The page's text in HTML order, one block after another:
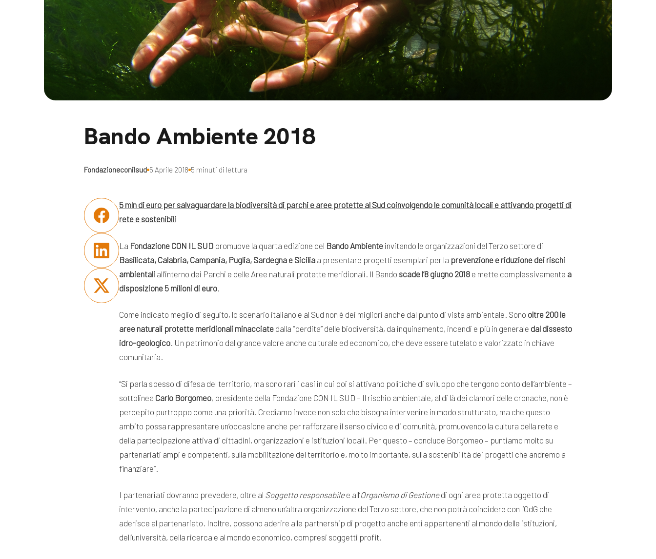
Bando Ambiente 2018
Fondazioneconilsud 5 Aprile 2018 5 minuti di lettura
5 mln di euro per salvaguardare la biodiversità di parchi e aree protette al Sud coinvolgendo le comunità locali e attivando progetti di
rete e sostenibili
La Fondazione CON IL SUD promuove la quarta edizione del Bando Ambiente invitando le organizzazioni del Terzo settore di
Basilicata, Calabria, Campania, Puglia, Sardegna e Sicilia a presentare progetti esemplari per la prevenzione e riduzione dei rischi
ambientali all’interno dei Parchi e delle Aree naturali protette meridionali. Il Bando scade l’8 giugno 2018 e mette complessivamente a
disposizione 5 milioni di euro
Come indicato meglio di seguito, lo scenario italiano e al Sud non è dei migliori anche dal punto di vista ambientale. Sono oltre 200 le
aree naturali protette meridionali minacciate dalla “perdita” delle biodiversità, da inquinamento, incendi e più in generale dal dissesto
idro-geologico. Un patrimonio dal grande valore anche culturale ed economico, che deve essere tutelato e valorizzato in chiave
comunitaria.
“Si parla spesso di difesa del territorio, ma sono rari i casi in cui poi si attivano politiche di sviluppo che tengono conto dell’ambiente –
sottolinea Carlo Borgomeo, presidente della Fondazione CON IL SUD – Il rischio ambientale, al di là dei clamori delle cronache, non è
percepito purtroppo come una priorità. Crediamo invece non solo che bisogna intervenire in modo strutturato, ma che questo
ambito possa rappresentare un’occasione anche per rafforzare il senso civico e di comunità, promuovendo la cultura della rete e
della partecipazione attiva di cittadini, organizzazioni e istituzioni locali. Per questo – conclude Borgomeo – puntiamo molto su
partenariati ampi e competenti, sulla mobilitazione del territorio e, molto importante, sulla sostenibilità dei progetti che andremo a
finanziare”.
I partenariati dovranno prevedere, oltre al Soggetto responsabilee all’Organismo di Gestionedi ogni area protetta oggetto di
intervento, anche la partecipazione di almeno un’altra organizzazione del Terzo settore, che non potrà coincidere con l’OdG che
aderisce al partenariato. Inoltre, possono aderire alle partnership di progetto anche enti appartenenti al mondo delle istituzioni,
dell’università, della ricerca e al mondo economico, compresi soggetti profit.
Bilancio di missione
News e appuntamenti
Appuntamenti
Videomagazine e blog
progetti
Seguici sui social: